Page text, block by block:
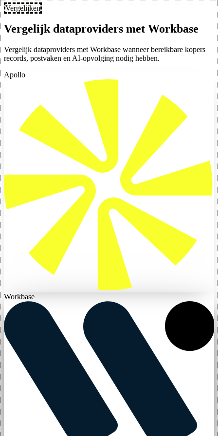
Vergelijken
Vergelijk dataproviders met Workbase
Vergelijk dataproviders met Workbase wanneer bereikbare kopers
records, postvaken en AI-opvolging nodig hebben.
Apollo
Workbase